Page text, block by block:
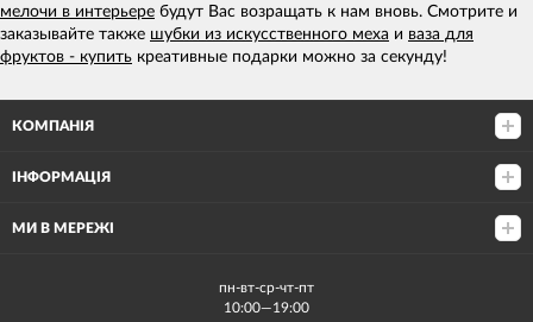
мелочи в интерьере будут Вас возращать к нам вновь. Смотрите и
заказывайте также шубки из искусственного меха и ваза для
фруктов - купить креативные подарки можно за секунду!
КОМПАНІЯ
ІНФОРМАЦІЯ
МИ В МЕРЕЖІ
пн-вт-ср-чт-пт
10:00—19:00